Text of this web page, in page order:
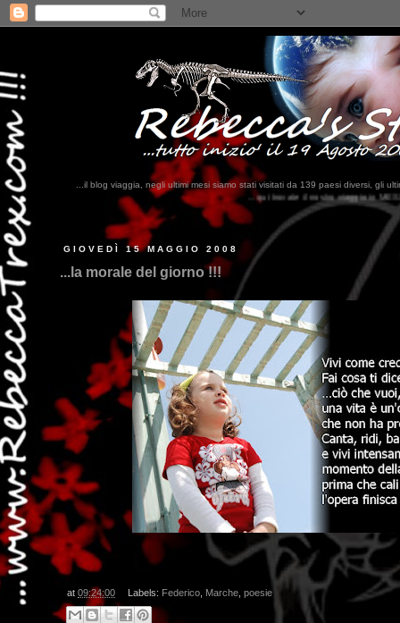
...il blog viaggia, negli ultimi mesi siamo stati visitati da 139 paesi diversi, gli
...qui trovate il nostro viaggio in MESSICO 2023...clikka qui !!!
GIOVEDÌ 15 MAGGIO 2008
...la morale del giorno !!!
at 09:24:00 Labels: Federico, Marche, poesie